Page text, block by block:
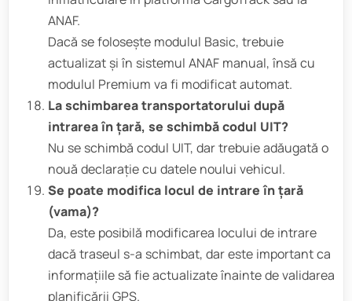
ANAF.
Dacă se folosește modulul Basic, trebuie
actualizat și în sistemul ANAF manual, însă cu
modulul Premium va fi modificat automat.
La schimbarea transportatorului după
intrarea în țară, se schimbă codul UIT?
Nu se schimbă codul UIT, dar trebuie adăugată o
nouă declarație cu datele noului vehicul.
Se poate modifica locul de intrare în țară
(vama)?
Da, este posibilă modificarea locului de intrare
dacă traseul s-a schimbat, dar este important ca
informațiile să fie actualizate înainte de validarea
planificării GPS.